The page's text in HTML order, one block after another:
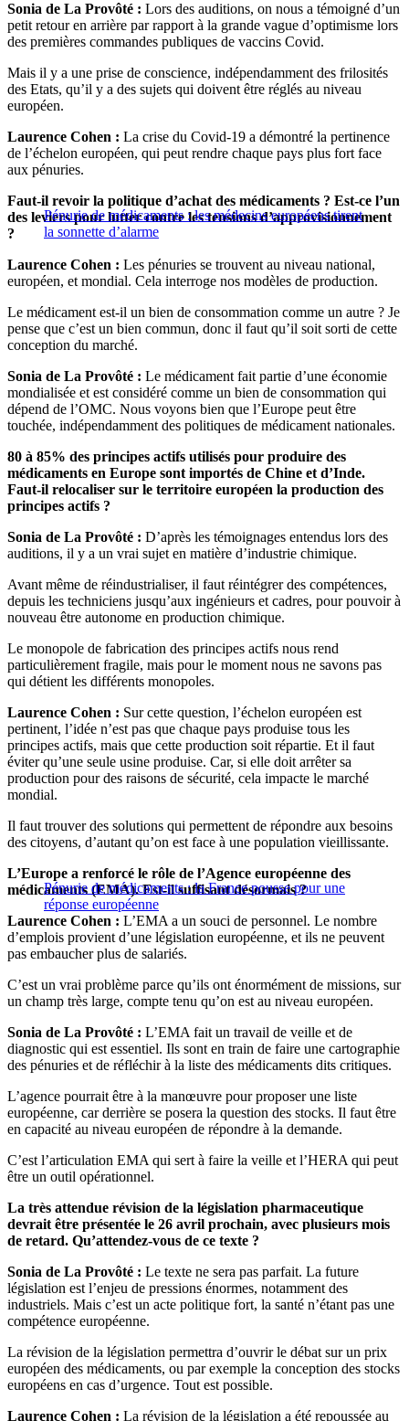
Sonia de La Provôté : Lors des auditions, on nous a témoigné d’un
petit retour en arrière par rapport à la grande vague d’optimisme lors
des premières commandes publiques de vaccins Covid.
Mais il y a une prise de conscience, indépendamment des frilosités
des Etats, qu’il y a des sujets qui doivent être réglés au niveau
européen.
Laurence Cohen : La crise du Covid-19 a démontré la pertinence
de l’échelon européen, qui peut rendre chaque pays plus fort face
aux pénuries.
Pénurie de médicaments : les médecins européens tirent
la sonnette d’alarme
Faut-il revoir la politique d’achat des médicaments ? Est-ce l’un
des leviers pour lutter contre les tensions d’approvisionnement
?
Laurence Cohen : Les pénuries se trouvent au niveau national,
européen, et mondial. Cela interroge nos modèles de production.
Le médicament est-il un bien de consommation comme un autre ? Je
pense que c’est un bien commun, donc il faut qu’il soit sorti de cette
conception du marché.
Sonia de La Provôté : Le médicament fait partie d’une économie
mondialisée et est considéré comme un bien de consommation qui
dépend de l’OMC. Nous voyons bien que l’Europe peut être
touchée, indépendamment des politiques de médicament nationales.
80 à 85% des principes actifs utilisés pour produire des
médicaments en Europe sont importés de Chine et d’Inde.
Faut-il relocaliser sur le territoire européen la production des
principes actifs ?
Sonia de La Provôté : D’après les témoignages entendus lors des
auditions, il y a un vrai sujet en matière d’industrie chimique.
Avant même de réindustrialiser, il faut réintégrer des compétences,
depuis les techniciens jusqu’aux ingénieurs et cadres, pour pouvoir à
nouveau être autonome en production chimique.
Le monopole de fabrication des principes actifs nous rend
particulièrement fragile, mais pour le moment nous ne savons pas
qui détient les différents monopoles.
Laurence Cohen : Sur cette question, l’échelon européen est
pertinent, l’idée n’est pas que chaque pays produise tous les
principes actifs, mais que cette production soit répartie. Et il faut
éviter qu’une seule usine produise. Car, si elle doit arrêter sa
production pour des raisons de sécurité, cela impacte le marché
mondial.
Il faut trouver des solutions qui permettent de répondre aux besoins
des citoyens, d’autant qu’on est face à une population vieillissante.
Pénurie de médicaments : la France pousse pour une
réponse européenne
L’Europe a renforcé le rôle de l’Agence européenne des
médicaments (EMA). Est-il suffisant désormais ?
Laurence Cohen : L’EMA a un souci de personnel. Le nombre
d’emplois provient d’une législation européenne, et ils ne peuvent
pas embaucher plus de salariés.
C’est un vrai problème parce qu’ils ont énormément de missions, sur
un champ très large, compte tenu qu’on est au niveau européen.
Sonia de La Provôté : L’EMA fait un travail de veille et de
diagnostic qui est essentiel. Ils sont en train de faire une cartographie
des pénuries et de réfléchir à la liste des médicaments dits critiques.
L’agence pourrait être à la manœuvre pour proposer une liste
européenne, car derrière se posera la question des stocks. Il faut être
en capacité au niveau européen de répondre à la demande.
C’est l’articulation EMA qui sert à faire la veille et l’HERA qui peut
être un outil opérationnel.
La très attendue révision de la législation pharmaceutique
devrait être présentée le 26 avril prochain, avec plusieurs mois
de retard. Qu’attendez-vous de ce texte ?
Sonia de La Provôté : Le texte ne sera pas parfait. La future
législation est l’enjeu de pressions énormes, notamment des
industriels. Mais c’est un acte politique fort, la santé n’étant pas une
compétence européenne.
La révision de la législation permettra d’ouvrir le débat sur un prix
européen des médicaments, ou par exemple la conception des stocks
européens en cas d’urgence. Tout est possible.
Laurence Cohen : La révision de la législation a été repoussée au